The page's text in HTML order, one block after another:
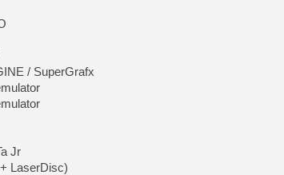
/ SuperGrafx
Jr
LaserDisc)